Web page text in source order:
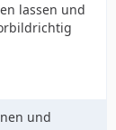
lassen und
und